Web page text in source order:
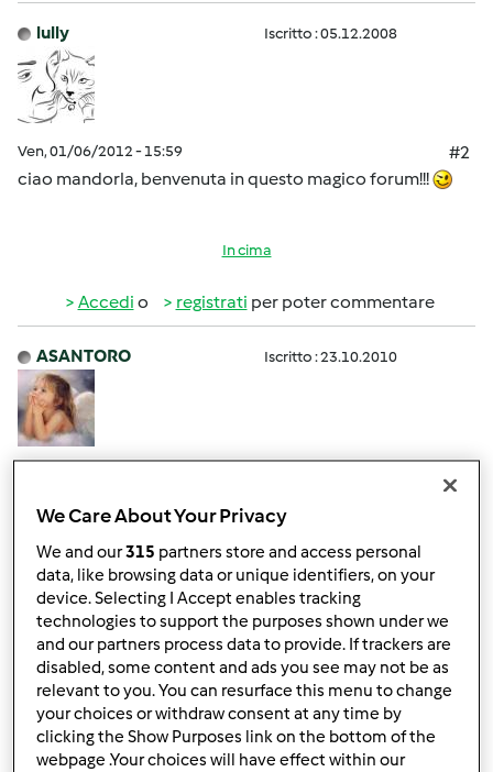
lully Iscritto : 05.12.2008
Ven, 01/06/2012 - 15:59
#2
ciao mandorla, benvenuta in questo magico forum!!!
In cima
Accedi o registrati per poter commentare
ASANTORO Iscritto : 23.10.2010
#3
da quando sei su questo forum hai già tante amiche a tua
disposizione!!!!!!!
A presto
In cima
Accedio registratiper poter commentare
We Care About Your Privacy
We and our315 partners store and access personal
data, like browsing data or unique identifiers, on your
device. Selecting I Accept enables tracking
technologies to support the purposes shown under we
and our partners process data to provide. If trackers are
disabled, some content and ads you see may not be as
relevant to you. You can resurface this menu to change
your choices or withdraw consent at any time by
clicking the Show Purposes link on the bottom of the
webpage .Your choices will have effect within our